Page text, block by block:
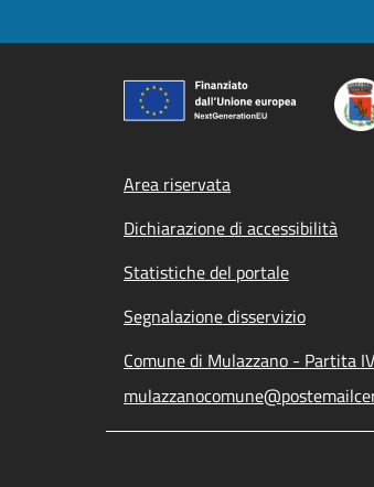
Footer menu
Area riservata
Dichiarazione di accessibilità
Statistiche del portale
Segnalazione disservizio
Comune di Mulazzano - Partita